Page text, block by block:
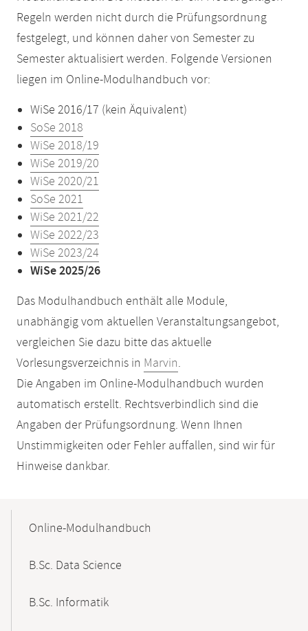
Regeln werden nicht durch die Prüfungsordnung
festgelegt, und können daher von Semester zu
Semester aktualisiert werden. Folgende Versionen
liegen im Online-Modulhandbuch vor:
WiSe 2016/17 (kein Äquivalent)
SoSe 2018
WiSe 2018/19
WiSe 2019/20
WiSe 2020/21
SoSe 2021
WiSe 2021/22
WiSe 2022/23
WiSe 2023/24
WiSe 2025/26
Das Modulhandbuch enthält alle Module,
unabhängig vom aktuellen Veranstaltungsangebot,
vergleichen Sie dazu bitte das aktuelle
Vorlesungsverzeichnis in Marvin.
Die Angaben im Online-Modulhandbuch wurden
automatisch erstellt. Rechtsverbindlich sind die
Angaben der Prüfungsordnung. Wenn Ihnen
Unstimmigkeiten oder Fehler auffallen, sind wir für
Hinweise dankbar.
NavigationOnline-Modulhandbuch
B.Sc. Data Science
B.Sc. Informatik